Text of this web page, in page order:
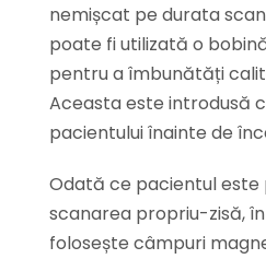
nemișcat pe durata
poate fi utilizată o
pentru a îmbunătăți
Aceasta este introdusă
pacientului înainte de
Odată ce pacientul
scanarea propriu-zisă,
folosește câmpuri